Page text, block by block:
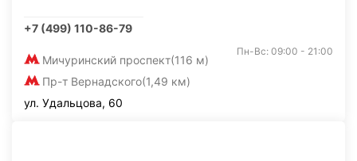
+7 (499) 110-86-79
Мичуринский проспект(116 м)
Пр-т Вернадского(1,49 км)
Пн-Вс: 09:00 - 21:00
ул. Удальцова, 60